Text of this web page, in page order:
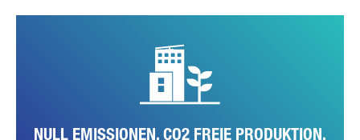
NULL EMISSIONEN. CO2 FREIE PRODUKTION.
Das Werk in Tramagal konnte seine CO2-Emissionen in den
vergangenen Jahren bereits schrittweise reduzieren, im Jahr 2021
sogar um 50 Prozent im Vergleich zum Vorjahr. Bis zum Ende des
Jahres 2022 strebt FUSO ganz konkret eine komplett CO2 freie